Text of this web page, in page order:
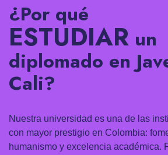
¿Por qué
ESTUDIAR un
diplomado en
Cali?
Nuestra universidad es una de las
con mayor prestigio en Colombia:
humanismo y excelencia académica.